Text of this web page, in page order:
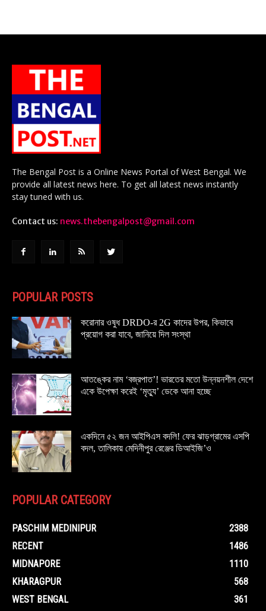
The Bengal Post is a Online News Portal of West Bengal. We
provide all latest news here. To get all latest news instantly
stay tuned with us.
Contact us: news.thebengalpost@gmail.com
POPULAR POSTS
করোনার ওষুধ DRDO-র 2G কাদের উপর, কিভাবে
প্রয়োগ করা যাবে, জানিয়ে দিল সংস্থা
আতঙ্কের নাম ‘বজ্রপাত’! ভারতের মতো উন্নয়নশীল দেশে
একে উপেক্ষা করেই ‘মৃত্যু’ ডেকে আনা হচ্ছে
একদিনে ৫২ জন আইপিএস বদলি! ফের ঝাড়গ্রামের এসপি
বদল, তালিকায় মেদিনীপুর রেঞ্জের ডিআইজি’ও
POPULAR CATEGORY
PASCHIM MEDINIPUR
2388
RECENT
1486
MIDNAPORE
1110
KHARAGPUR
568
WEST BENGAL
361